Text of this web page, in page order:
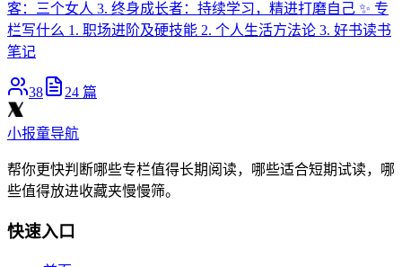
客：三个女人 3. 终身成长者：持续学习，精进打磨自己 ✨ 专
栏写什么 1. 职场进阶及硬技能 2. 个人生活方法论 3. 好书读书
笔记
38 24 篇
小报童导航
帮你更快判断哪些专栏值得长期阅读，哪些适合短期试读，哪
些值得放进收藏夹慢慢筛。
快速入口